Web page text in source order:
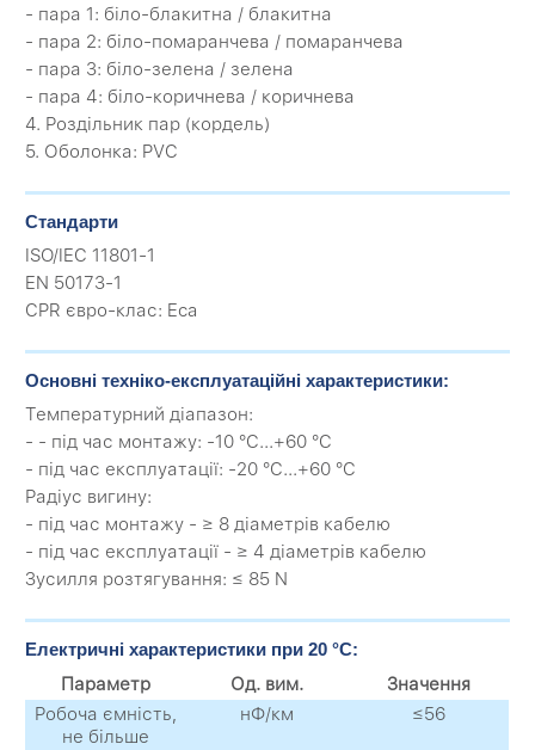
- пара 1: біло-блакитна / блакитна
- пара 2: біло-помаранчева / помаранчева
- пара 3: біло-зелена / зелена
- пара 4: біло-коричнева / коричнева
4. Роздільник пар (кордель)
5. Оболонка: PVC
Стандарти
ISO/IEC 11801-1
EN 50173-1
CPR євро-клас: Eca
Основні техніко-експлуатаційні характеристики:
Температурний діапазон:
- - під час монтажу: -10 °C...+60 °C
- під час експлуатації: -20 °C...+60 °C
Радіус вигину:
- під час монтажу - ≥ 8 діаметрів кабелю
- під час експлуатації - ≥ 4 діаметрів кабелю
Зусилля розтягування: ≤ 85 N
Електричні характеристики при 20 °C:
Параметр Од. вим.
Значення
Робоча ємність,
не більше
нФ/км ≤56